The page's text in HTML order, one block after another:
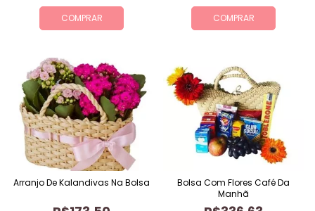
COMPRAR COMPRAR
Arranjo De Kalandivas Na Bolsa
Bolsa Com Flores Café Da
Manhã